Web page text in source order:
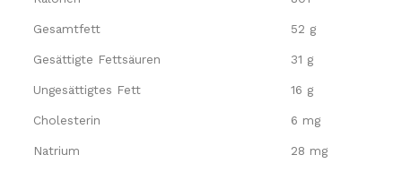
Gesamtfett 52 g
Gesättigte Fettsäuren 31 g
Ungesättigtes Fett 16 g
Cholesterin 6 mg
Natrium 28 mg